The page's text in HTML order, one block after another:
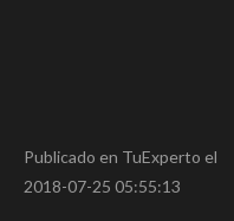
Publicado en TuExperto el
2018-07-25 05:55:13